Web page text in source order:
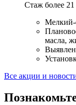
Стаж более 21
Мелкий-
масла,
Все акции и